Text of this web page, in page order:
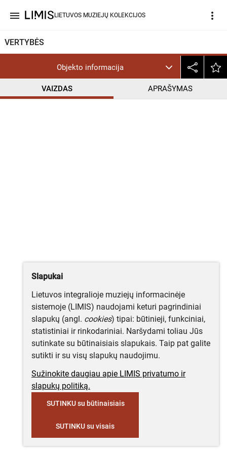
menu LIETUVOS MUZIEJŲ KOLEKCIJOS more_vert
VERTYBĖS
Objekto informacija
VAIZDAS APRAŠYMAS
CC BY help_outline
Slapukai
Lietuvos integralioje muziejų informacinėje
sistemoje (LIMIS) naudojami keturi pagrindiniai
slapukų (angl. cookies) tipai: būtinieji, funkciniai,
statistiniai ir rinkodariniai. Naršydami toliau Jūs
sutinkate su būtinaisiais slapukais. Taip pat galite
sutikti ir su visų slapukų naudojimu.
Sužinokite daugiau apie LIMIS privatumo ir
slapukų politiką.
SUTINKU su būtinaisiais
SUTINKU su visais